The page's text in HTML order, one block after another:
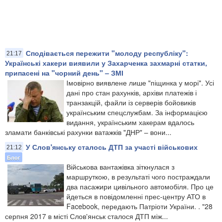
21:17
Сподівається пережити "молоду республіку":
Українські хакери виявили у Захарченка захмарні статки,
припасені на "чорний день" – ЗМІ
Імовірно виявлене лише "піщинка у морі". Усі
дані про стан рахунків, архіви платежів і
транзакцій, файли із серверів бойовиків
українським спецслужбам. За інформацією
видання, українським хакерам вдалось
зламати банківські рахунки ватажків "ДНР" – вони...
21:12 У Слов'янську сталось ДТП за участі військових
Блог
​Військова вантажівка зіткнулася з
маршруткою, в результаті чого постраждали
два пасажири цивільного автомобіля. Про це
йдеться в повідомленні прес-центру АТО в
Facebook, передають Патріоти України. . "28
серпня 2017 в місті Слов'янськ сталося ДТП між...